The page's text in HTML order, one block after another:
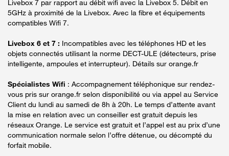
Livebox 7 par rapport au débit wifi avec la Livebox 5. Débit en
5GHz à proximité de la Livebox. Avec la fibre et équipements
compatibles Wifi 7.
Livebox 6 et 7 : Incompatibles avec les téléphones HD et les
objets connectés utilisant la norme DECT-ULE (détecteurs, prise
intelligente, ampoules et interrupteur). Détails sur orange.fr
Spécialistes Wifi : Accompagnement téléphonique sur rendez-
vous pris sur orange.fr selon disponibilité ou via appel au Service
Client du lundi au samedi de 8h à 20h. Le temps d’attente avant
la mise en relation avec un conseiller est gratuit depuis les
réseaux Orange. Le service est gratuit et l’appel est au prix d’une
communication normale selon l’offre détenue, ou décompté du
forfait mobile.